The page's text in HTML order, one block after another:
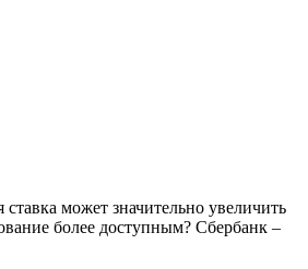
может значительно увеличить
более доступным? Сбербанк –